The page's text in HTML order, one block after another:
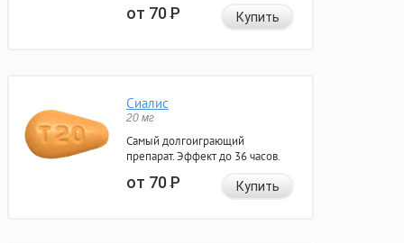
от 70Р Купить
Сиалис
20 мг
Самый долгоиграющий
препарат. Эффект до 36 часов.
от 70Р Купить